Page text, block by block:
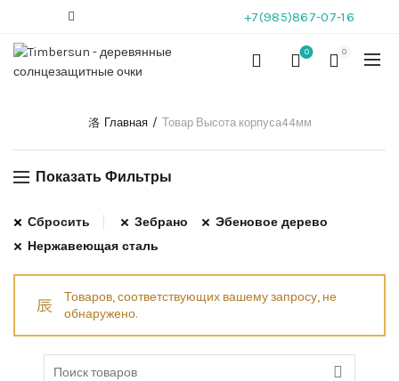
+7(985)867-07-16
0 0
Главная Товар Высота корпуса44мм
Показать Фильтры
Сбросить Зебрано
Эбеновое дерево
Нержавеющая сталь
Товаров, соответствующих вашему запросу, не
обнаружено.